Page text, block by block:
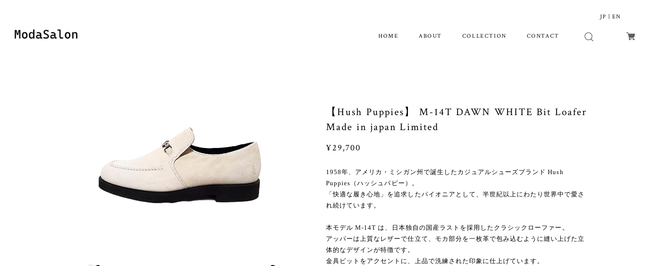
JP EN
ABOUT COLLECTION CONTACT
【Hush Puppies】 M-14T DAWN WHITE Bit Loafer
Made in japan Limited
¥29,700
1958年、アメリカ・ミシガン州で誕生したカジュアルシューズブランド Hush
Puppies（ハッシュパピー）。
「快適な履き心地」を追求したパイオニアとして、半世紀以上にわたり世界中で愛さ
れ続けています。
本モデル M-14T は、日本独自の国産ラストを採用したクラシックローファー。
アッパーは上質なレザーで仕立て、モカ部分を一枚革で包み込むように縫い上げた立
体的なデザインが特徴です。
金具ビットをアクセントに、上品で洗練された印象に仕上げています。